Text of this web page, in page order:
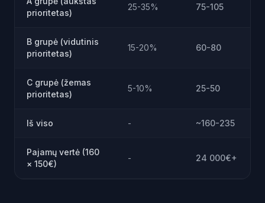
prioritetas)
25-35% 75-105
B grupė (vidutinis
prioritetas)
15-20% 60-80
C grupė (žemas
prioritetas)
5-10% 25-50
Iš viso - ~160-235
Pajamų vertė (160
× 150€)
- 24 000€+